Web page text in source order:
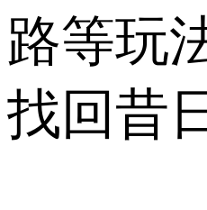
路等玩
找回昔